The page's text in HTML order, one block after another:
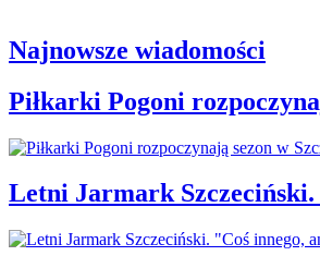
Najnowsze wiadomości
Piłkarki Pogoni
Letni Jarmark